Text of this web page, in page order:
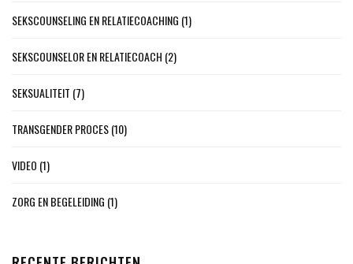
SEKSCOUNSELING EN RELATIECOACHING (1)
SEKSCOUNSELOR EN RELATIECOACH (2)
SEKSUALITEIT (7)
TRANSGENDER PROCES(10)
VIDEO (1)
ZORG EN BEGELEIDING (1)